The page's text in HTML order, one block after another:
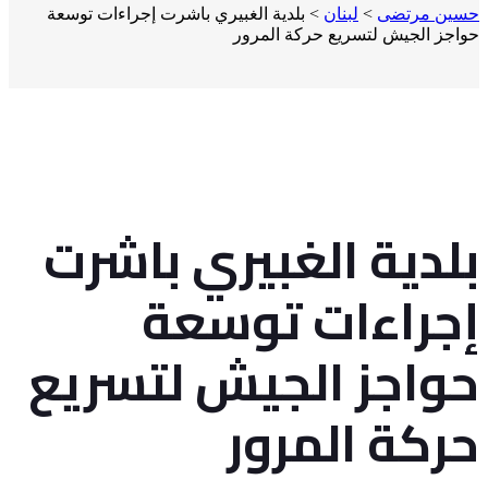
حسين مرتضى > لبنان > بلدية الغبيري باشرت إجراءات توسعة
حواجز الجيش لتسريع حركة المرور
بلدية الغبيري باشرت
إجراءات توسعة
حواجز الجيش لتسريع
حركة المرور